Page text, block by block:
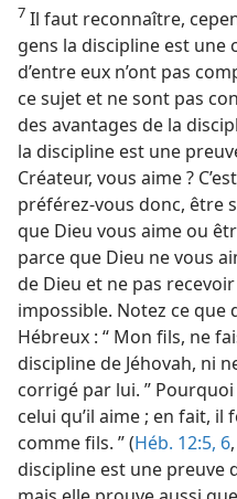
7 Il faut reconnaître,
gens la discipline est une
d’entre eux n’ont pas
ce sujet et ne sont pas
des avantages de la
la discipline est une
Créateur, vous aime ?
préférez-​vous donc, être
que Dieu vous aime ou
parce que Dieu ne vous
de Dieu et ne pas
impossible. Notez ce que
Hébreux : “ Mon fils, ne
discipline de Jéhovah, ni
corrigé par lui. ” Pourquoi
celui qu’il aime ; en fait,
comme fils. ” (Héb. 12:5, 6,
discipline est une preuve